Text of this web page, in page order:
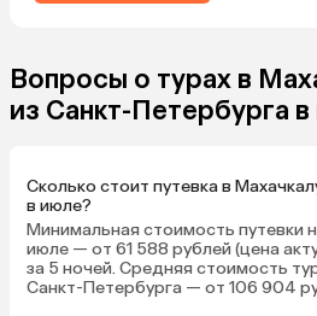
Вопросы о турах в
из Санкт-Петербурга
Сколько стоит путевка в
в июле?
Минимальная стоимость путевки
июле — от 61 588 рублей (цена
за 5 ночей. Средняя стоимость
Санкт-Петербурга — от 106 904